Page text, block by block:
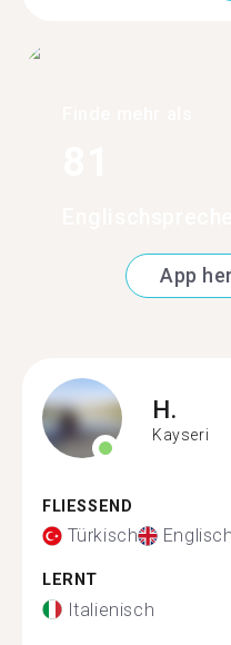
App
H.
Kayseri
FLIESSEND
Türkisch Englisch
LERNT
Italienisch